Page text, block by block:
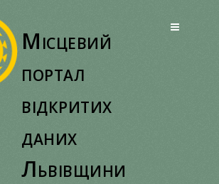
Місцевий
портал
відкритих
даних
Львівщини